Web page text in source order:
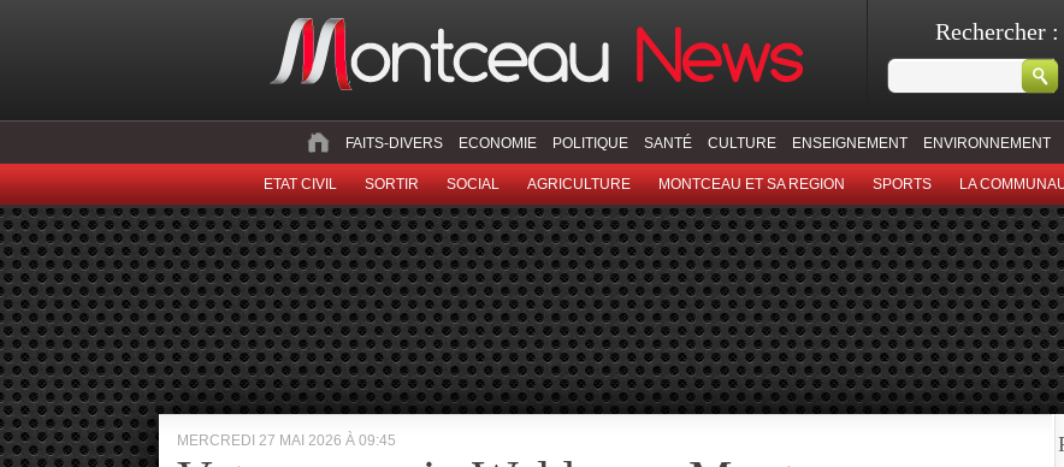
Rechercher :
FAITS-DIVERS ECONOMIE POLITIQUE SANTÉ CULTURE ENSEIGNEMENT ENVIRONNEMENT
ETAT CIVIL SORTIR SOCIAL AGRICULTURE MONTCEAU ET SA REGION SPORTS LA
MERCREDI 27 MAI 2026 À 09:45